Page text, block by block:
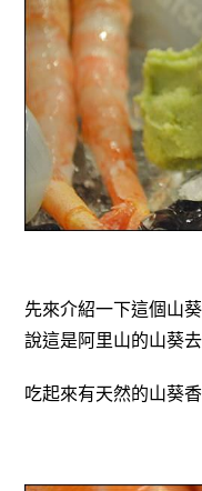
先來介紹一下這個山
說這是阿里山的山葵
吃起來有天然的山葵